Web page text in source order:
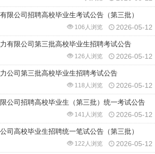
限公司招聘高校毕业生考试公告（第三批）
2026-05-12
106人浏览
有限公司第三批高校毕业生招聘考试公告
2026-05-12
126人浏览
公司第三批高校毕业生招聘考试公告
2026-05-12
118人浏览
公司招聘高校毕业生（第三批）统一考试公告
2026-05-12
141人浏览
司高校毕业生招聘统一笔试公告（第三批）
2026-05-12
122人浏览